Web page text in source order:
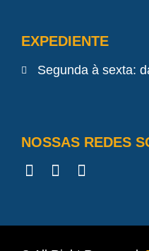
EXPEDIENTE
Segunda à sexta:
NOSSAS REDES